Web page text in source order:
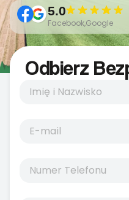
5.0
Facebook,Google
Odbierz